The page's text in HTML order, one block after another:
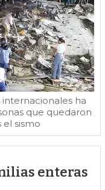
ha
que quedaron
el sismo
enteras